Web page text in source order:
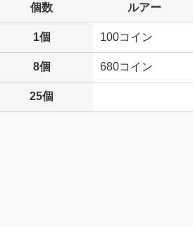
個数 ルアー
1個 100コイン
8個 680コイン
25個